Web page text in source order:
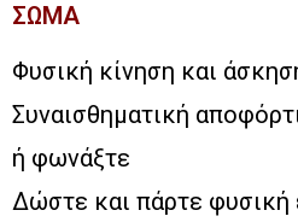
ΣΩΜΑ
Φυσική κίνηση και
Συναισθηματική
ή φωνάξτε
Δώστε και πάρτε φυσική